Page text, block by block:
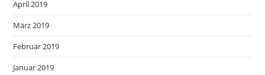
April 2019
März 2019
Februar 2019
Januar 2019